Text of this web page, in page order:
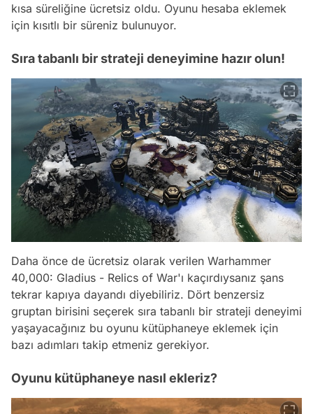
kısa süreliğine ücretsiz oldu. Oyunu hesaba eklemek
için kısıtlı bir süreniz bulunuyor.
Sıra tabanlı bir strateji deneyimine hazır olun!
Daha önce de ücretsiz olarak verilen Warhammer
40,000: Gladius - Relics of War'ı kaçırdıysanız şans
tekrar kapıya dayandı diyebiliriz. Dört benzersiz
gruptan birisini seçerek sıra tabanlı bir strateji deneyimi
yaşayacağınız bu oyunu kütüphaneye eklemek için
bazı adımları takip etmeniz gerekiyor.
Oyunu kütüphaneye nasıl ekleriz?